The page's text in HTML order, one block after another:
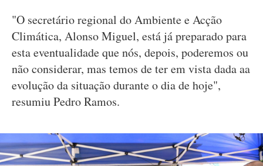
"O secretário regional do Ambiente e Acção
Climática, Alonso Miguel, está já preparado para
esta eventualidade que nós, depois, poderemos ou
não considerar, mas temos de ter em vista dada aa
evolução da situação durante o dia de hoje",
resumiu Pedro Ramos.